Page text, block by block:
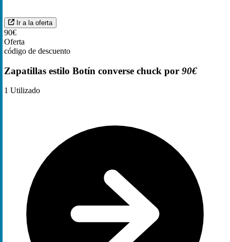
Ir a la oferta
90€
Oferta
código de descuento
Zapatillas estilo Botín converse chuck por 90€
1 Utilizado